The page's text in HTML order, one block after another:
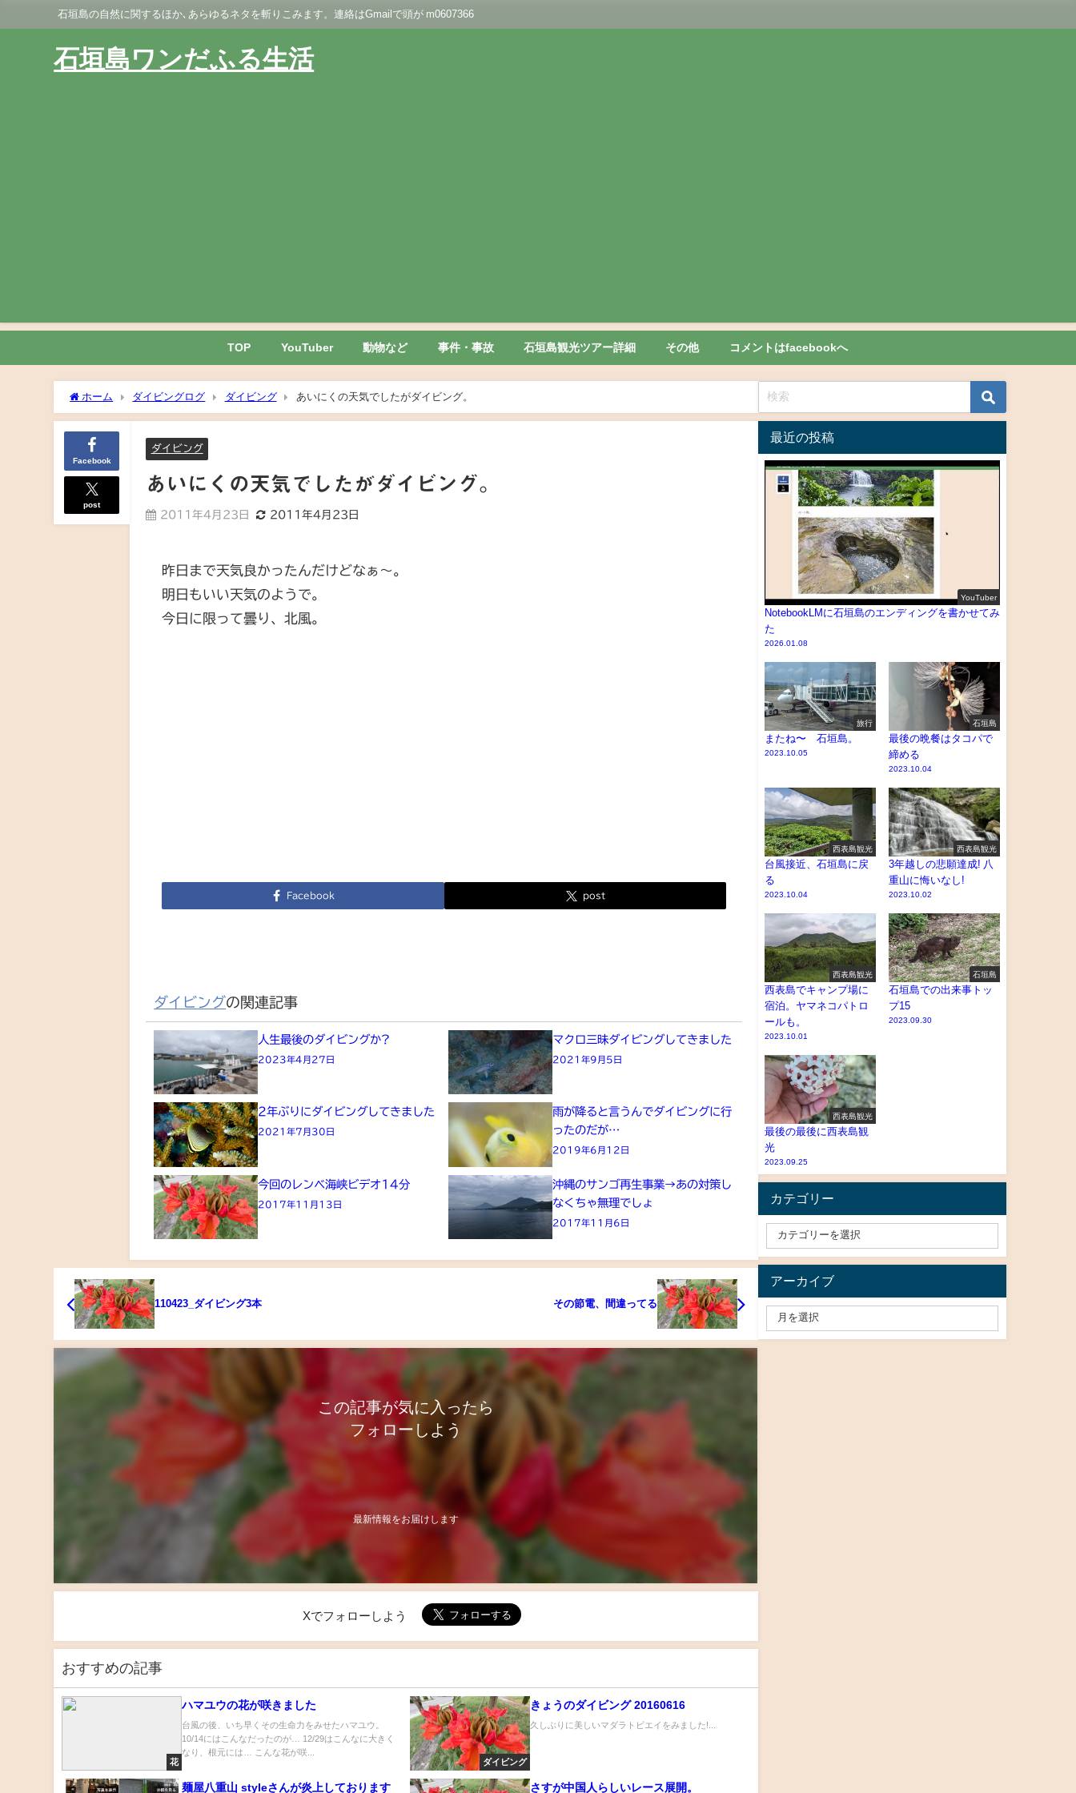
石垣島の自然に関するほか､あらゆるネタを斬りこみます。連絡はGmailで頭が m0607366
石垣島ワンだふる生活
TOP YouTuber 動物など 事件・事故 石垣島観光ツアー詳細 その他 コメントはfacebookへ
ホーム ダイビングログ ダイビング あいにくの天気でしたがダイビング。
Facebook
post
ダイビング
あいにくの天気でしたがダイビング。
2011年4月23日 2011年4月23日
昨日まで天気良かったんだけどなぁ～。
明日もいい天気のようで。
今日に限って曇り、北風。
Facebook post
ダイビングの関連記事
人生最後のダイビングか?
2023年4月27日
マクロ三昧ダイビングしてきました
2021年9月5日
2年ぶりにダイビングしてきました
2021年7月30日
雨が降ると言うんでダイビングに行
ったのだが…
2019年6月12日
今回のレンベ海峡ビデオ14分
2017年11月13日
沖縄のサンゴ再生事業→あの対策し
なくちゃ無理でしょ
2017年11月6日
110423_ダイビング3本 その節電、間違ってる
この記事が気に入ったら
フォローしよう
最新情報をお届けします
Xでフォローしよう
おすすめの記事
花
ハマユウの花が咲きました
台風の後、いち早くその生命力をみせたハマユウ。
10/14にはこんなだったのが… 12/29はこんなに大きく
なり、根元には… こんな花が咲...
ダイビング
きょうのダイビング 20160616
久しぶりに美しいマダラトビエイをみました!...
麺屋八重山 styleさんが炎上しております さすが中国人らしいレース展開。
最近の投稿
YouTuber
NotebookLMに石垣島のエンディングを書かせてみ
た
2026.01.08
旅行
またね〜 石垣島。
2023.10.05
石垣島
最後の晩餐はタコパで
締める
2023.10.04
西表島観光
台風接近、石垣島に戻
る
2023.10.04
西表島観光
3年越しの悲願達成! 八
重山に悔いなし!
2023.10.02
西表島観光
西表島でキャンプ場に
宿泊。ヤマネコパトロ
ールも。
2023.10.01
石垣島
石垣島での出来事トッ
プ15
2023.09.30
西表島観光
最後の最後に西表島観
光
2023.09.25
カテゴリー
アーカイブ